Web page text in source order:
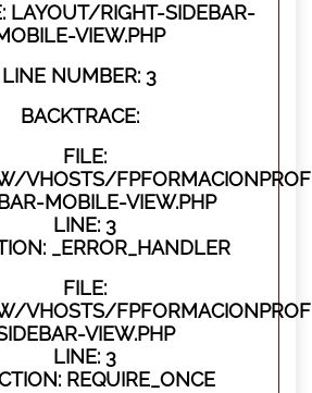
LAYOUT/RIGHT-SIDEBAR-
VIEW.PHP
LINE NUMBER: 3
BACKTRACE:
FILE:
VHOSTS/
MOBILE-VIEW.PHP
LINE: 3
_ERROR_HANDLER
FILE:
VHOSTS/
VIEW.PHP
LINE: 3
REQUIRE_ONCE